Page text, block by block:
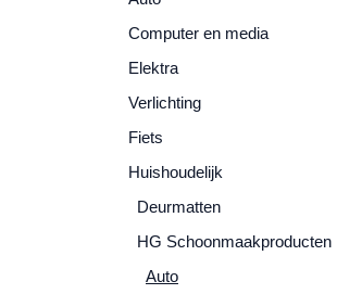
Computer en media
Elektra
Verlichting
Fiets
Huishoudelijk
Deurmatten
HG Schoonmaakproducten
Auto